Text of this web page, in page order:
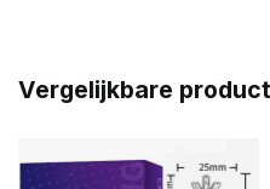
Vergelijkbare